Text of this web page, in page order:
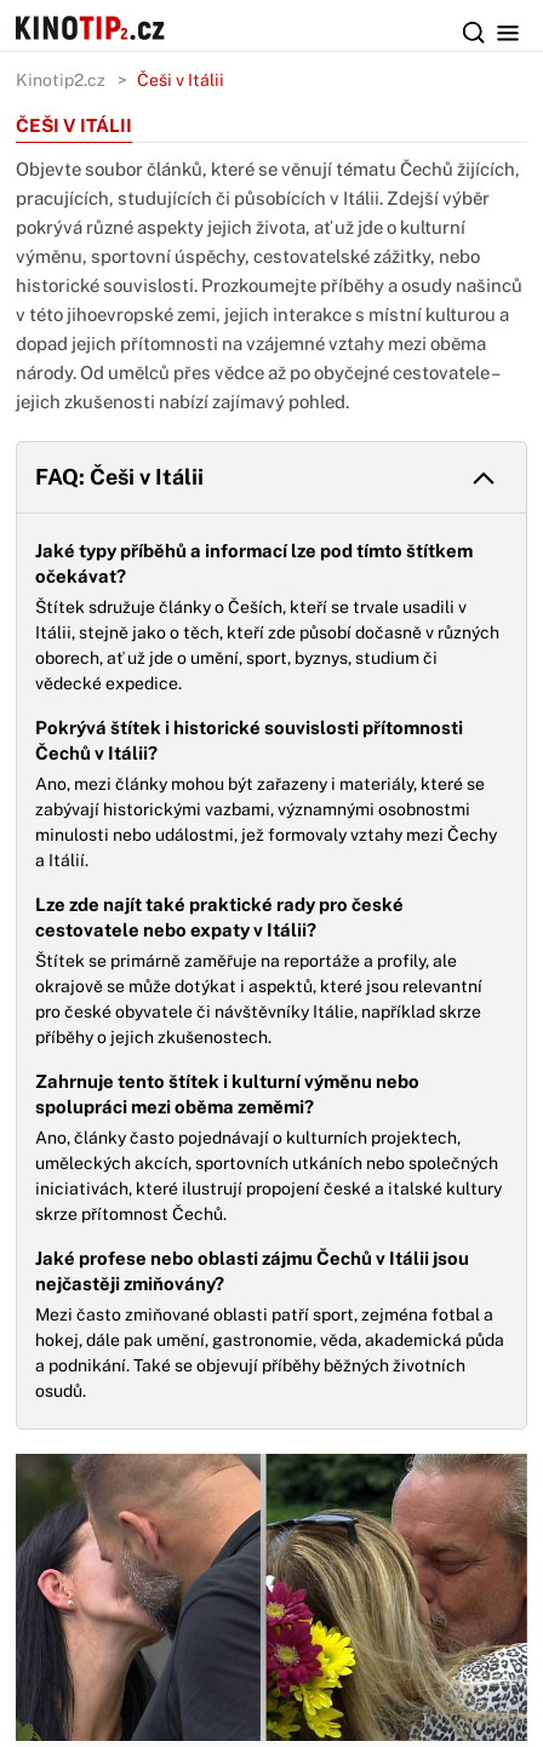
Kinotip2.cz Češi v Itálii
ČEŠI V ITÁLII
Objevte soubor článků, které se věnují tématu Čechů žijících,
pracujících, studujících či působících v Itálii. Zdejší výběr
pokrývá různé aspekty jejich života, ať už jde o kulturní
výměnu, sportovní úspěchy, cestovatelské zážitky, nebo
historické souvislosti. Prozkoumejte příběhy a osudy našinců
v této jihoevropské zemi, jejich interakce s místní kulturou a
dopad jejich přítomnosti na vzájemné vztahy mezi oběma
národy. Od umělců přes vědce až po obyčejné cestovatele –
jejich zkušenosti nabízí zajímavý pohled.
FAQ: Češi v Itálii
Jaké typy příběhů a informací lze pod tímto štítkem
očekávat?
Štítek sdružuje články o Češích, kteří se trvale usadili v
Itálii, stejně jako o těch, kteří zde působí dočasně v různých
oborech, ať už jde o umění, sport, byznys, studium či
vědecké expedice.
Pokrývá štítek i historické souvislosti přítomnosti
Čechů v Itálii?
Ano, mezi články mohou být zařazeny i materiály, které se
zabývají historickými vazbami, významnými osobnostmi
minulosti nebo událostmi, jež formovaly vztahy mezi Čechy
a Itálií.
Lze zde najít také praktické rady pro české
cestovatele nebo expaty v Itálii?
Štítek se primárně zaměřuje na reportáže a profily, ale
okrajově se může dotýkat i aspektů, které jsou relevantní
pro české obyvatele či návštěvníky Itálie, například skrze
příběhy o jejich zkušenostech.
Zahrnuje tento štítek i kulturní výměnu nebo
spolupráci mezi oběma zeměmi?
Ano, články často pojednávají o kulturních projektech,
uměleckých akcích, sportovních utkáních nebo společných
iniciativách, které ilustrují propojení české a italské kultury
skrze přítomnost Čechů.
Jaké profese nebo oblasti zájmu Čechů v Itálii jsou
nejčastěji zmiňovány?
Mezi často zmiňované oblasti patří sport, zejména fotbal a
hokej, dále pak umění, gastronomie, věda, akademická půda
a podnikání. Také se objevují příběhy běžných životních
osudů.